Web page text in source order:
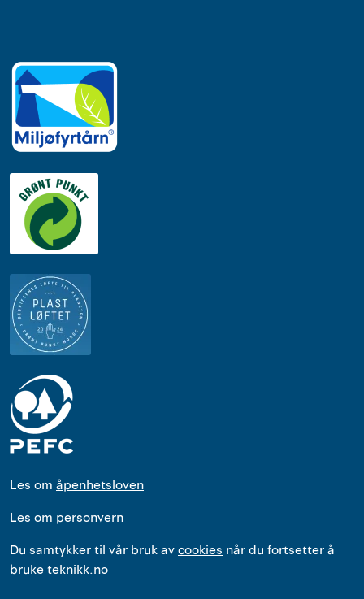
Les om åpenhetsloven
Les om personvern
Du samtykker til vår bruk avcookies når du fortsetter å
bruke teknikk.no